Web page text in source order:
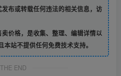
布或转载任何违法的相关信息，访
价格，是收集、整理、编辑详情以
站不提供任何免费技术支持。
THE END